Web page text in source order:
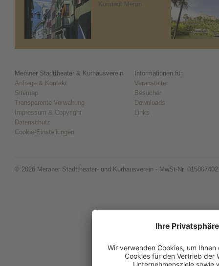
Kurstadt Meran
Meraner Stadttheater & Kurhausverein
Anfrage & Kontakt
Sitemap
Transparente Verwaltung
Impressum & Copyright
Datenschutz
Cookie-Einstellungen
Informationen für
Veranstalter
Besucher
Downloads
Links
© 2026 Meraner Stadttheater- und Kurhausverein - MwSt-Nr.